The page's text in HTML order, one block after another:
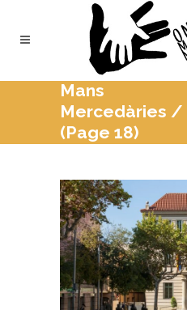
Mans
Mercedàries /
(Page 18)